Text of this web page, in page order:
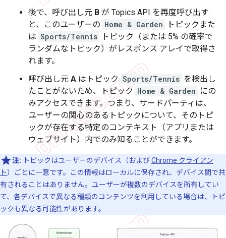
後で、呼び出し元 B が Topics API を再度呼び出す
と、このユーザーの Home & Garden
トピックまた
は Sports/Tennis
トピック（または 5% の確率で
ランダムなトピック）がレスポンス アレイで取得さ
れます。
呼び出し元 A はトピック Sports/Tennis を検出し
たことがないため、トピック Home & Garden にの
みアクセスできます。つまり、サードパーティは、
ユーザーの関心のあるトピックについて、そのトピ
ックが存在する特定のコンテキスト（アプリまたは
ウェブサイト）内でのみ知ることができます。
注: トピックはユーザーのデバイス（およびChrome クライアン
ト）ごとに一意です。この情報はローカルに保存され、デバイス間で共
有されることはありません。ユーザーが複数のデバイスを所有してい
て、各デバイスで異なる種類のコンテンツを利用している場合は、トピ
ックも異なる可能性があります。